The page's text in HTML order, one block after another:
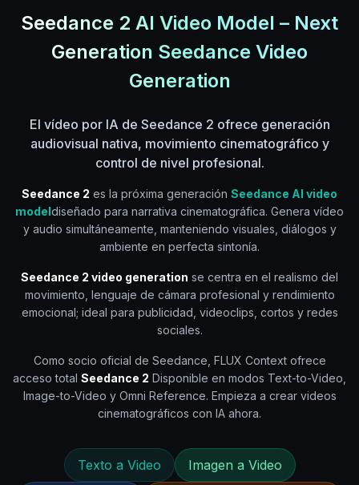
Seedance 2 AI Video Model – Next
Generation Seedance Video
Generation
El vídeo por IA de Seedance 2 ofrece generación
audiovisual nativa, movimiento cinematográfico y
control de nivel profesional.
Seedance 2 es la próxima generación Seedance AI video
modeldiseñado para narrativa cinematográfica. Genera vídeo
y audio simultáneamente, manteniendo visuales, diálogos y
ambiente en perfecta sintonía.
Seedance 2 video generation se centra en el realismo del
movimiento, lenguaje de cámara profesional y rendimiento
emocional; ideal para publicidad, videoclips, cortos y redes
sociales.
Como socio oficial de Seedance, FLUX Context ofrece
acceso total Seedance 2 Disponible en modos Text-to-Video,
Image-to-Video y Omni Reference. Empieza a crear videos
cinematográficos con IA ahora.
Texto a Video Imagen a Video